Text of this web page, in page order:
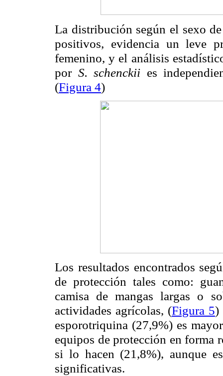
La distribución según el sexo
positivos, evidencia un leve
femenino, y el análisis
por S. schenckii es
(Figura 4)
Los resultados encontrados
de protección tales como:
camisa de mangas largas o
actividades agrícolas, (Figura 5)
esporotriquina (27,9%) es
equipos de protección en forma
si lo hacen (21,8%), aunque
significativas.